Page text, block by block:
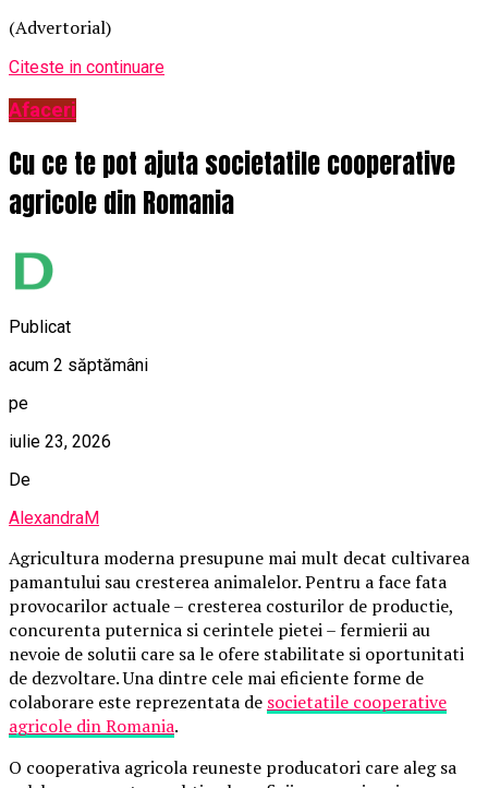
(Advertorial)
Citeste in continuare
Afaceri
Cu ce te pot ajuta societatile cooperative
agricole din Romania
Publicat
acum 2 săptămâni
pe
iulie 23, 2026
De
AlexandraM
Agricultura moderna presupune mai mult decat cultivarea
pamantului sau cresterea animalelor. Pentru a face fata
provocarilor actuale – cresterea costurilor de productie,
concurenta puternica si cerintele pietei – fermierii au
nevoie de solutii care sa le ofere stabilitate si oportunitati
de dezvoltare. Una dintre cele mai eficiente forme de
colaborare este reprezentata de societatile cooperative
agricole din Romania.
O cooperativa agricola reuneste producatori care aleg sa